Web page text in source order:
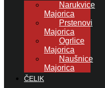
Narukvice
Majorica
Prstenovi
Majorica
Ogrlice
Majorica
Naušnice
Majorica
ČELIK